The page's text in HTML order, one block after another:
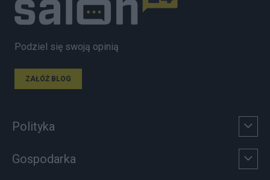
Podziel się swoją opinią
ZAŁÓŻ BLOG
Polityka
Gospodarka